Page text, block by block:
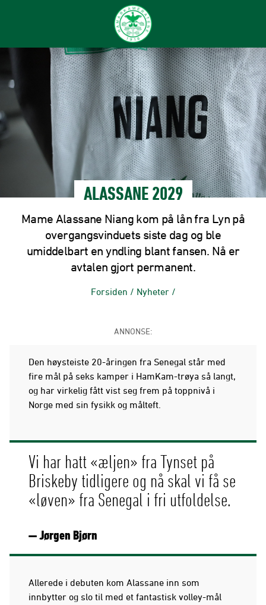
ALASSANE 2029
Mame Alassane Niang kom på lån fra Lyn på
overgangsvinduets siste dag og ble
umiddelbart en yndling blant fansen. Nå er
avtalen gjort permanent.
Forsiden / Nyheter /
ANNONSE:
Den høysteiste 20-åringen fra Senegal står med
fire mål på seks kamper i HamKam-trøya så langt,
og har virkelig fått vist seg frem på toppnivå i
Norge med sin fysikk og målteft.
Vi har hatt «æljen» fra Tynset på
Briskeby tidligere og nå skal vi få se
«løven» fra Senegal i fri utfoldelse.
— Jørgen Bjørn
Allerede i debuten kom Alassane inn som
innbytter og slo til med et fantastisk volley-mål